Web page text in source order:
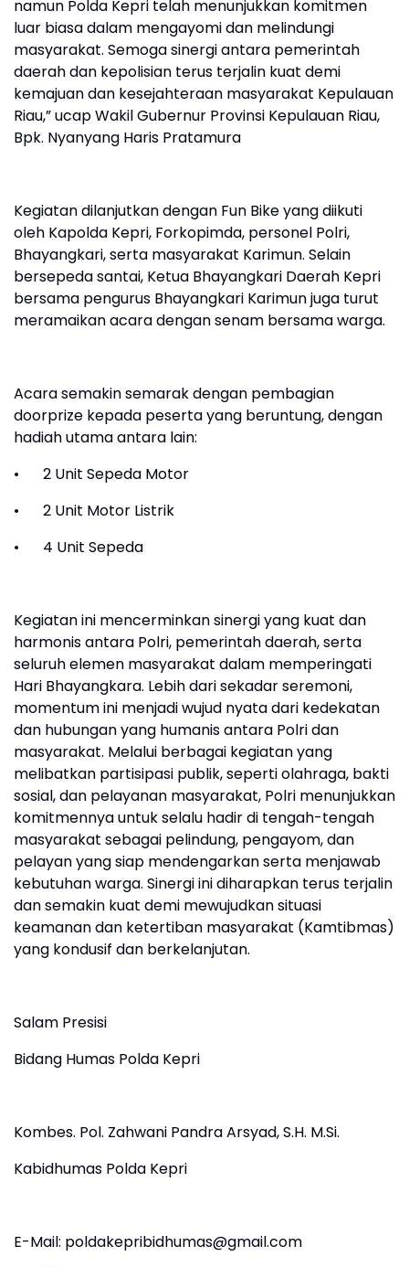
namun Polda Kepri telah menunjukkan komitmen
luar biasa dalam mengayomi dan melindungi
masyarakat. Semoga sinergi antara pemerintah
daerah dan kepolisian terus terjalin kuat demi
kemajuan dan kesejahteraan masyarakat Kepulauan
Riau,” ucap Wakil Gubernur Provinsi Kepulauan Riau,
Bpk. Nyanyang Haris Pratamura
Kegiatan dilanjutkan dengan Fun Bike yang diikuti
oleh Kapolda Kepri, Forkopimda, personel Polri,
Bhayangkari, serta masyarakat Karimun. Selain
bersepeda santai, Ketua Bhayangkari Daerah Kepri
bersama pengurus Bhayangkari Karimun juga turut
meramaikan acara dengan senam bersama warga.
Acara semakin semarak dengan pembagian
doorprize kepada peserta yang beruntung, dengan
hadiah utama antara lain:
•
2 Unit Sepeda Motor
•
2 Unit Motor Listrik
•
4 Unit Sepeda
Kegiatan ini mencerminkan sinergi yang kuat dan
harmonis antara Polri, pemerintah daerah, serta
seluruh elemen masyarakat dalam memperingati
Hari Bhayangkara. Lebih dari sekadar seremoni,
momentum ini menjadi wujud nyata dari kedekatan
dan hubungan yang humanis antara Polri dan
masyarakat. Melalui berbagai kegiatan yang
melibatkan partisipasi publik, seperti olahraga, bakti
sosial, dan pelayanan masyarakat, Polri menunjukkan
komitmennya untuk selalu hadir di tengah-tengah
masyarakat sebagai pelindung, pengayom, dan
pelayan yang siap mendengarkan serta menjawab
kebutuhan warga. Sinergi ini diharapkan terus terjalin
dan semakin kuat demi mewujudkan situasi
keamanan dan ketertiban masyarakat (Kamtibmas)
yang kondusif dan berkelanjutan.
Salam Presisi
Bidang Humas Polda Kepri
Kombes. Pol. Zahwani Pandra Arsyad, S.H. M.Si.
Kabidhumas Polda Kepri
E-Mail: poldakepribidhumas@gmail.com